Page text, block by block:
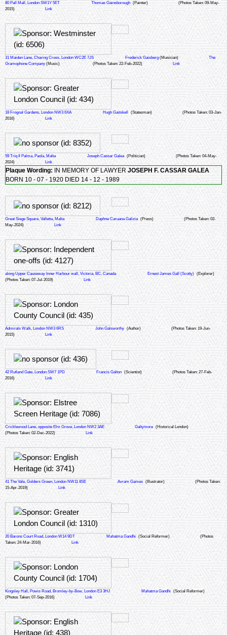
80 Pall Mall, London SW1Y 5ET Thomas Gainsborough (Painter)
(Photos Taken: 09-May-
2015)
Link
31 Maiden Lane, Charing Cross, London WC2E 7JS Frederick Gaisberg (Musician)
The
Gramophone Company (Music) (Photos Taken: 22-Feb-2022) Link
18 Frognal Gardens, London NW3 6XA Hugh Gaitskell (Statesman)
(Photos Taken: 03-Jan-
2016)
Link
59 Triq Il Palma, Paola, Malta Joseph Cassar Galea (Politician)
(Photos Taken: 04-May-
2024)
Link
Plaque Wording: IN MEMORY OF LAWYER JOSEPH F. CASSAR GALEA
BORN 10 - 07 - 1920 DIED 14 - 12 - 1989
Great Siege Square, Valletta, Malta Daphne Caruana Galizia (Press)
(Photos Taken: 02-
May-2024)
Link
along Upper Causeway Inner Harbour wall, Victoria, BC, Canada Ernest James Gall (Scotty) (Explorer)
(Photos Taken: 07-Jul-2019)
Link
Admirals Walk, London NW3 6RS John Galsworthy (Author)
(Photos Taken: 19-Jun-
2015)
Link
42 Rutland Gate, London SW7 1PD Francis Galton (Scientist)
(Photos Taken: 27-Feb-
2016)
Link
Cricklewood Lane, opposite Elm Grove, London NW2 3AE Galtymore (Historical London)
(Photos Taken: 02-Dec-2022)
Link
41 The Vale, Golders Green, London NW11 8SE Avram Games (Illustrator)
(Photos Taken:
15-Apr-2019)
Link
20 Barons Court Road, London W14 9DT Mahatma Gandhi (Social Reformer)
(Photos
Taken: 24-Mar-2016)
Link
Kingsley Hall, Powis Road, Bromley-by-Bow, London E3 3HJ Mahatma Gandhi (Social Reformer)
(Photos Taken: 07-Sep-2016)
Link